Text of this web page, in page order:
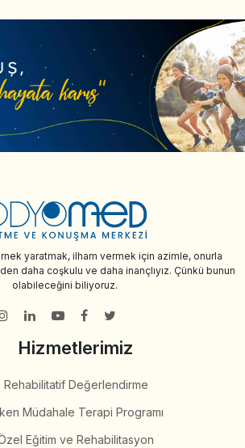
yaratmak, ilham vermek için azimle, onurla
daha coşkulu ve daha inançlıyız. Çünkü bunun
olabileceğini biliyoruz.
Hizmetlerimiz
Rehabilitatif Değerlendirme
Müdahale Terapi Programı
Eğitim ve Rehabilitasyon